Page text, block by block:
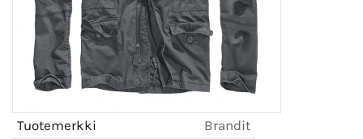
Tuotemerkki
Brandit